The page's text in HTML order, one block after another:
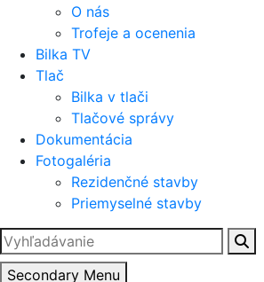
O nás
Trofeje a ocenenia
Bilka TV
Tlač
Bilka v tlači
Tlačové správy
Dokumentácia
Fotogaléria
Rezidenčné stavby
Priemyselné stavby
Hľadať:
Secondary Menu